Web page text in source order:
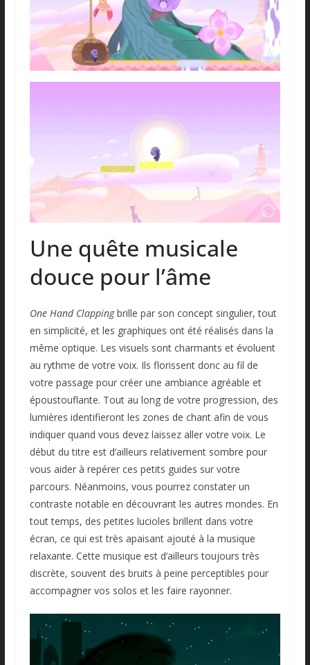
Une quête musicale
douce pour l’âme
One Hand Clappingbrille par son concept singulier, tout
en simplicité, et les graphiques ont été réalisés dans la
même optique. Les visuels sont charmants et évoluent
au rythme de votre voix. Ils florissent donc au fil de
votre passage pour créer une ambiance agréable et
époustouflante. Tout au long de votre progression, des
lumières identifieront les zones de chant afin de vous
indiquer quand vous devez laissez aller votre voix. Le
début du titre est d’ailleurs relativement sombre pour
vous aider à repérer ces petits guides sur votre
parcours. Néanmoins, vous pourrez constater un
contraste notable en découvrant les autres mondes. En
tout temps, des petites lucioles brillent dans votre
écran, ce qui est très apaisant ajouté à la musique
relaxante. Cette musique est d’ailleurs toujours très
discrète, souvent des bruits à peine perceptibles pour
accompagner vos solos et les faire rayonner.